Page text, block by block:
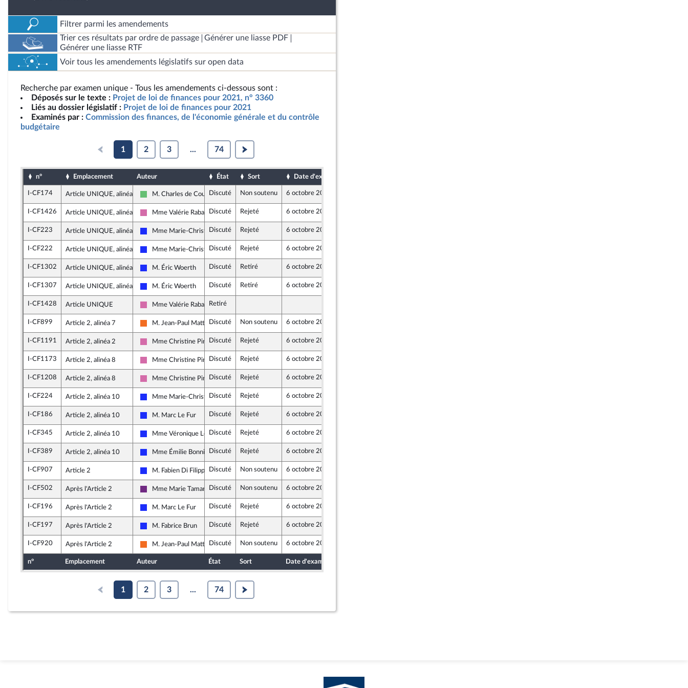
Filtrer parmi les amendements
Trier ces résultats par ordre de passage
Générer une liasse PDF
Générer une liasse RTF
Voir tous les amendements législatifs sur open data
Recherche par examen unique - Tous les amendements ci-dessous sont :
Déposés sur le texte : Projet de loi de finances pour 2021, n° 3360
Liés au dossier législatif : Projet de loi de finances pour 2021
Examinés par : Commission des finances, de l'économie générale et du contrôle
budgétaire
1 2 3 ... 74
n° Emplacement Auteur État Sort Date d'examen
I-CF174 Article UNIQUE, alinéa 2
Libertés et Territoires
M. Charles de CoursonDiscuté Non soutenu 6 octobre 2020
I-CF1426 Article UNIQUE, alinéa 2
Socialistes et apparentés
Mme Valérie RabaultDiscuté Rejeté 6 octobre 2020
I-CF223 Article UNIQUE, alinéa 2
Les Républicains
Mme Marie-Christine Dalloz
Discuté Rejeté 6 octobre 2020
I-CF222 Article UNIQUE, alinéa 2
Les Républicains
Mme Marie-Christine Dalloz
Discuté Rejeté 6 octobre 2020
I-CF1302 Article UNIQUE, alinéa 2
Les Républicains
M. Éric Woerth Discuté Retiré 6 octobre 2020
I-CF1307 Article UNIQUE, alinéa 2
Les Républicains
M. Éric Woerth Discuté Retiré 6 octobre 2020
I-CF1428 Article UNIQUE
Socialistes et apparentés
Mme Valérie RabaultRetiré
I-CF899 Article 2, alinéa 7
Mouvement Démocrate (MoDem) et Démocrates apparentés
M. Jean-Paul MatteiDiscuté Non soutenu 6 octobre 2020
I-CF1191 Article 2, alinéa 2
Socialistes et apparentés
Mme Christine Pirès Beaune
Discuté Rejeté 6 octobre 2020
I-CF1173 Article 2, alinéa 8
Socialistes et apparentés
Mme Christine Pirès Beaune
Discuté Rejeté 6 octobre 2020
I-CF1208 Article 2, alinéa 8
Socialistes et apparentés
Mme Christine Pirès Beaune
Discuté Rejeté 6 octobre 2020
I-CF224 Article 2, alinéa 10
Les Républicains
Mme Marie-Christine Dalloz
Discuté Rejeté 6 octobre 2020
I-CF186 Article 2, alinéa 10
Les Républicains
M. Marc Le Fur Discuté Rejeté 6 octobre 2020
I-CF345 Article 2, alinéa 10
Les Républicains
Mme Véronique Louwagie
Discuté Rejeté 6 octobre 2020
I-CF389 Article 2, alinéa 10
Les Républicains
Mme Émilie BonnivardDiscuté Rejeté 6 octobre 2020
I-CF907 Article 2
Les Républicains
M. Fabien Di Filippo Discuté Non soutenu 6 octobre 2020
I-CF502 Après l'Article 2
La République en Marche
Mme Marie Tamarelle-Verhaeghe
Discuté Non soutenu 6 octobre 2020
I-CF196 Après l'Article 2
Les Républicains
M. Marc Le Fur Discuté Rejeté 6 octobre 2020
I-CF197 Après l'Article 2
Les Républicains
M. Fabrice Brun Discuté Rejeté 6 octobre 2020
I-CF920 Après l'Article 2
Mouvement Démocrate (MoDem) et Démocrates apparentés
M. Jean-Paul MatteiDiscuté Non soutenu 6 octobre 2020
n° Emplacement Auteur État Sort Date d'examen
1 2 3 ... 74